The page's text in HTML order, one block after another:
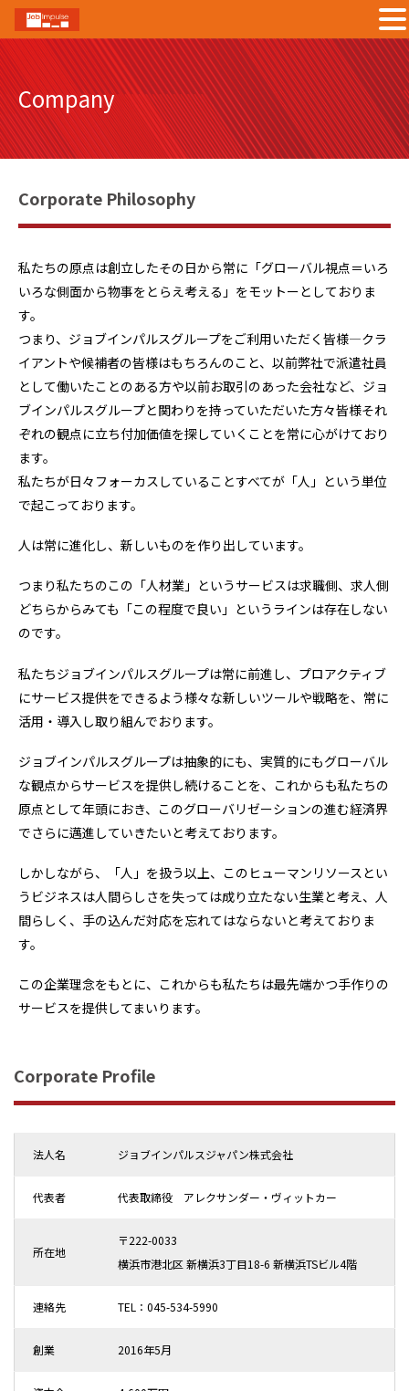
Skip
to
content
Company
Corporate Philosophy
私たちの原点は創立したその日から常に「グローバル視点＝いろ
いろな側面から物事をとらえ考える」をモットーとしておりま
す。
つまり、ジョブインパルスグループをご利用いただく皆様―クラ
イアントや候補者の皆様はもちろんのこと、以前弊社で派遣社員
として働いたことのある方や以前お取引のあった会社など、ジョ
ブインパルスグループと関わりを持っていただいた方々皆様それ
ぞれの観点に立ち付加価値を探していくことを常に心がけており
ます。
私たちが日々フォーカスしていることすべてが「人」という単位
で起こっております。
人は常に進化し、新しいものを作り出しています。
つまり私たちのこの「人材業」というサービスは求職側、求人側
どちらからみても「この程度で良い」というラインは存在しない
のです。
私たちジョブインパルスグループは常に前進し、プロアクティブ
にサービス提供をできるよう様々な新しいツールや戦略を、常に
活用・導入し取り組んでおります。
ジョブインパルスグループは抽象的にも、実質的にもグローバル
な観点からサービスを提供し続けることを、これからも私たちの
原点として年頭におき、このグローバリゼーションの進む経済界
でさらに邁進していきたいと考えております。
しかしながら、「人」を扱う以上、このヒューマンリソースとい
うビジネスは人間らしさを失っては成り立たない生業と考え、人
間らしく、手の込んだ対応を忘れてはならないと考えておりま
す。
この企業理念をもとに、これからも私たちは最先端かつ手作りの
サービスを提供してまいります。
Corporate Profile
法人名 ジョブインパルスジャパン株式会社
代表者 代表取締役 アレクサンダー・ヴィットカー
所在地
〒222-0033
横浜市港北区 新横浜3丁目18-6 新横浜TSビル4階
連絡先 TEL：045-534-5990
創業 2016年5月